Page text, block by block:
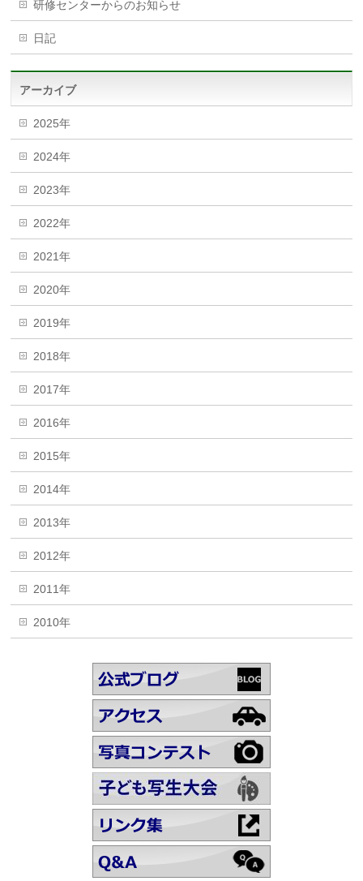
研修センターからのお知らせ
日記
アーカイブ
2025年
2024年
2023年
2022年
2021年
2020年
2019年
2018年
2017年
2016年
2015年
2014年
2013年
2012年
2011年
2010年